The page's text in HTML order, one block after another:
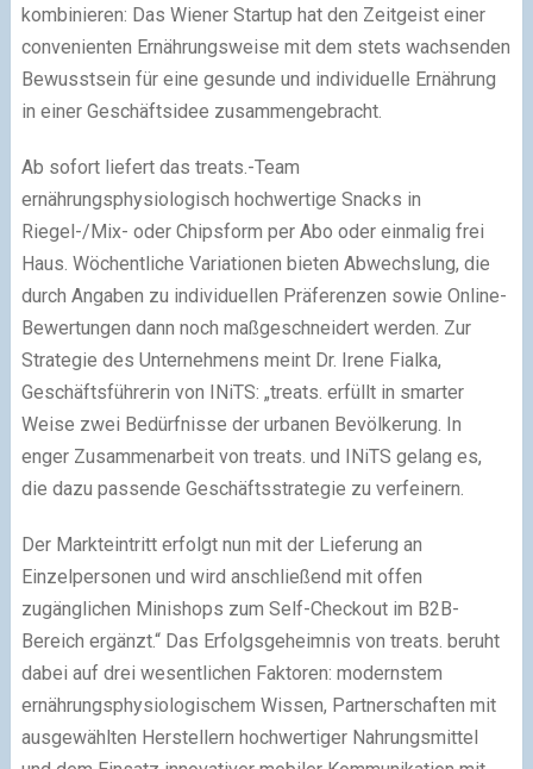
kombinieren: Das Wiener Startup hat den Zeitgeist einer
convenienten Ernährungsweise mit dem stets wachsenden
Bewusstsein für eine gesunde und individuelle Ernährung
in einer Geschäftsidee zusammengebracht.
Ab sofort liefert das treats.-Team
ernährungsphysiologisch hochwertige Snacks in
Riegel-/Mix- oder Chipsform per Abo oder einmalig frei
Haus. Wöchentliche Variationen bieten Abwechslung, die
durch Angaben zu individuellen Präferenzen sowie Online-
Bewertungen dann noch maßgeschneidert werden. Zur
Strategie des Unternehmens meint Dr. Irene Fialka,
Geschäftsführerin von INiTS: „treats. erfüllt in smarter
Weise zwei Bedürfnisse der urbanen Bevölkerung. In
enger Zusammenarbeit von treats. und INiTS gelang es,
die dazu passende Geschäftsstrategie zu verfeinern.
Der Markteintritt erfolgt nun mit der Lieferung an
Einzelpersonen und wird anschließend mit offen
zugänglichen Minishops zum Self-Checkout im B2B-
Bereich ergänzt.“ Das Erfolgsgeheimnis von treats. beruht
dabei auf drei wesentlichen Faktoren: modernstem
ernährungsphysiologischem Wissen, Partnerschaften mit
ausgewählten Herstellern hochwertiger Nahrungsmittel